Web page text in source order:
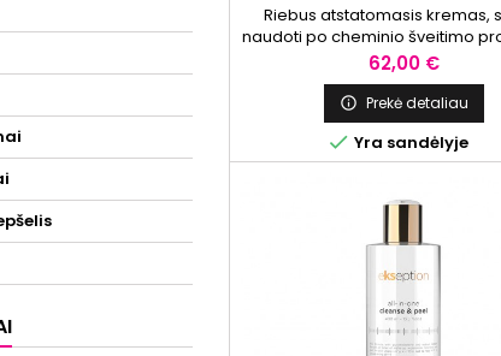
Riebus atstatomasis kremas,
naudoti po cheminio šveitimo
Kremas padeda palaikyti
atsinaujinimą, skatina ląstelių
ir diferencijaciją, didina odos
mažina raukšlių matomumą,
ir padeda mažinti paraudimą
procedūrų. Sudėtyje esantys
43...
Kaina
62,00 €
 Prekė detaliau
 Yra sandėlyje